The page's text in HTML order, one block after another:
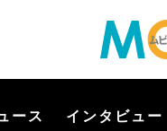
ース インタビュー